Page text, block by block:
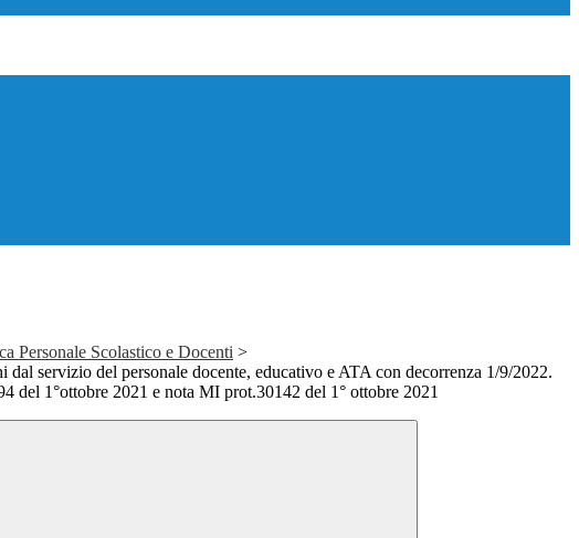
Personale Scolastico e Docenti >
dal servizio del personale docente, educativo e ATA con decorrenza 1/9/2022.
del 1°ottobre 2021 e nota MI prot.30142 del 1° ottobre 2021